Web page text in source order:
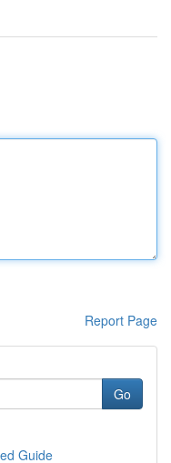
Report Page
Go
Guide